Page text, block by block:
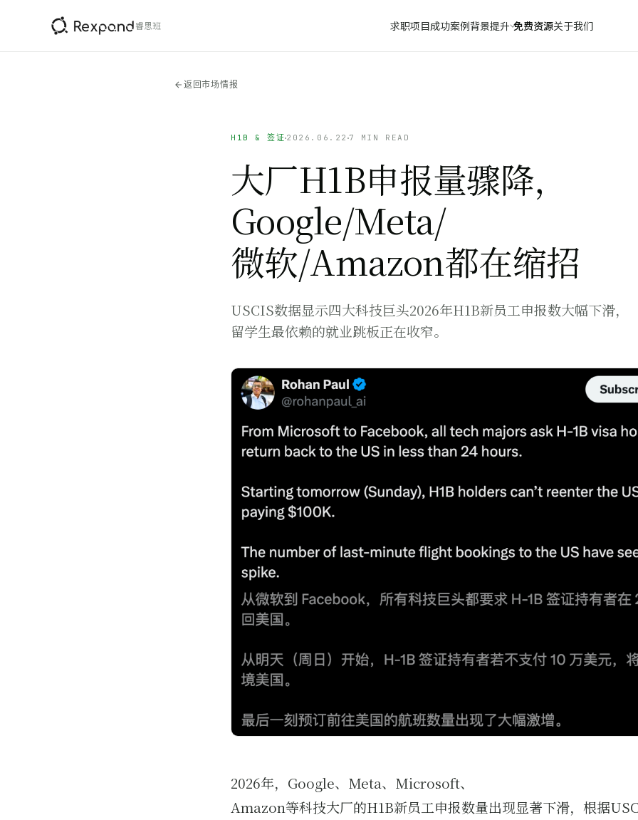
睿思班 求职项目成功案例背景提升 免费资源关于我们
返回市场情报
H1B & 签证2026.06.22 7 MIN READ
大厂H1B申报量骤降，
Google/Meta/
微软/Amazon都在缩招
USCIS数据显示四大科技巨头2026年H1B新员工申报数大幅下滑，
留学生最依赖的就业跳板正在收窄。
2026年，Google、Meta、Microsoft、
Amazon等科技大厂的H1B新员工申报数量出现显著下滑，根据